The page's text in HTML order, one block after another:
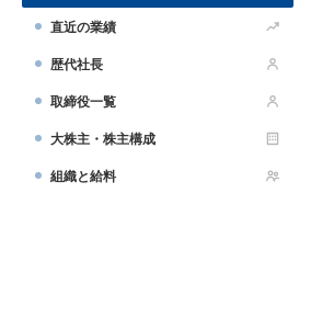
直近の業績
歴代社長
取締役一覧
大株主・株主構成
組織と給料